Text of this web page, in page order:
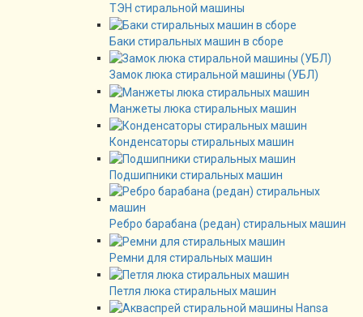
ТЭН стиральной машины
Баки стиральных машин в сборе
Замок люка стиральной машины (УБЛ)
Манжеты люка стиральных машин
Конденсаторы стиральных машин
Подшипники стиральных машин
Ребро барабана (редан) стиральных машин
Ремни для стиральных машин
Петля люка стиральных машин